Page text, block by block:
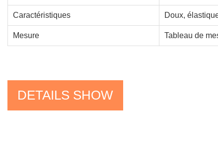
Caractéristiques Doux,
Mesure Tableau de
DETAILS SHOW